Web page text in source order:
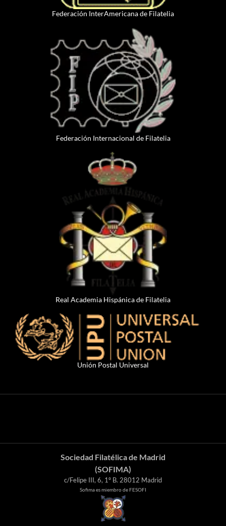
Federación InterAmericana de Filatelia
Federación Internacional de Filatelia
Real Academia Hispánica de Filatelia
Unión Postal Universal
Sociedad Filatélica de Madrid
(SOFIMA)
c/Felipe III, 6, 1º B. 28012 Madrid
Sofima es miembro de FESOFI